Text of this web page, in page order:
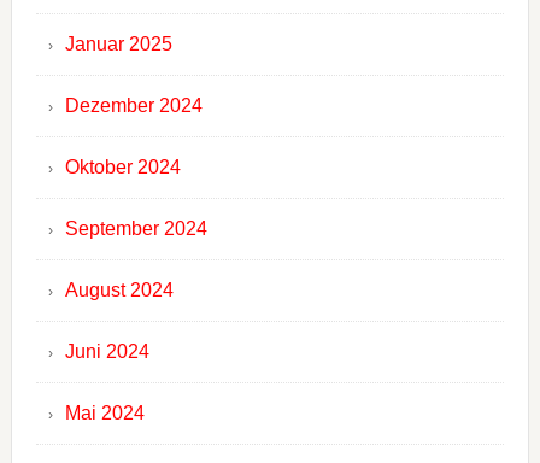
Januar 2025
Dezember 2024
Oktober 2024
September 2024
August 2024
Juni 2024
Mai 2024